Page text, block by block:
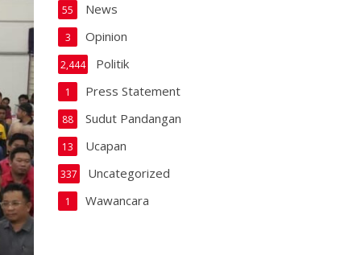
News
55
Opinion
3
Politik
2,444
Press Statement
1
Sudut Pandangan
88
Ucapan
13
Uncategorized
337
Wawancara
1